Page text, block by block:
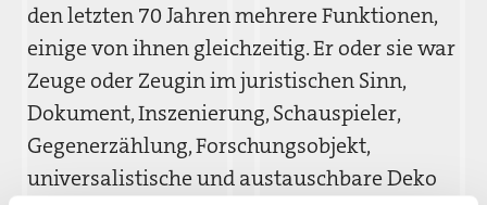
den letzten 70 Jahren mehrere Funktionen,
einige von ihnen gleichzeitig. Er oder sie war
Zeuge oder Zeugin im juristischen Sinn,
Dokument, Inszenierung, Schauspieler,
Gegenerzählung, Forschungsobjekt,
universalistische und austauschbare Deko